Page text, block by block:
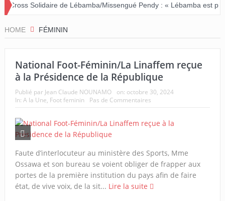
de Lébamba/Missengué Pendy : « Lébamba est prêt à accueillir ce
HOME FÉMININ
National Foot-Féminin/La Linaffem reçue
à la Présidence de la République
Publié par Jean Claude NOUNAMO on: octobre 30, 2024
In: A la Une, Foot feminin Pas de Commentaires
Faute d’interlocuteur au ministère des Sports, Mme
Ossawa et son bureau se voient obliger de frapper aux
portes de la première institution du pays afin de faire
état, de vive voix, de la sit... Lire la suite